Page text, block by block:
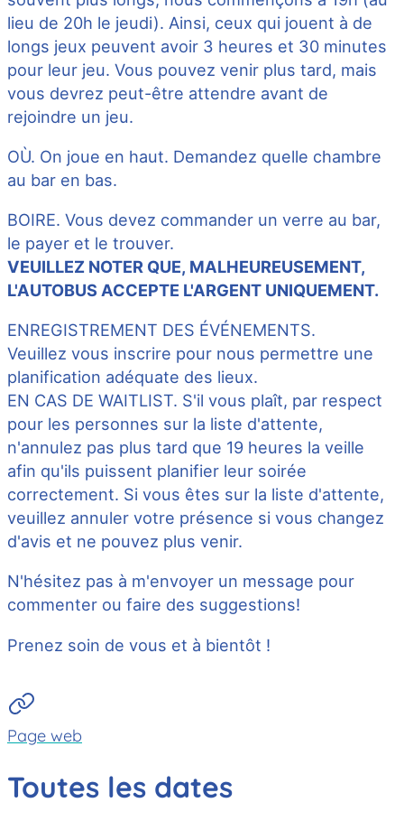
lieu de 20h le jeudi). Ainsi, ceux qui jouent à de
longs jeux peuvent avoir 3 heures et 30 minutes
pour leur jeu. Vous pouvez venir plus tard, mais
vous devrez peut-être attendre avant de
rejoindre un jeu.
OÙ. On joue en haut. Demandez quelle chambre
au bar en bas.
BOIRE. Vous devez commander un verre au bar,
le payer et le trouver.
VEUILLEZ NOTER QUE, MALHEUREUSEMENT,
L'AUTOBUS ACCEPTE L'ARGENT UNIQUEMENT.
ENREGISTREMENT DES ÉVÉNEMENTS.
Veuillez vous inscrire pour nous permettre une
planification adéquate des lieux.
EN CAS DE WAITLIST. S'il vous plaît, par respect
pour les personnes sur la liste d'attente,
n'annulez pas plus tard que 19 heures la veille
afin qu'ils puissent planifier leur soirée
correctement. Si vous êtes sur la liste d'attente,
veuillez annuler votre présence si vous changez
d'avis et ne pouvez plus venir.
N'hésitez pas à m'envoyer un message pour
commenter ou faire des suggestions!
Prenez soin de vous et à bientôt !
Page web
Toutes les dates